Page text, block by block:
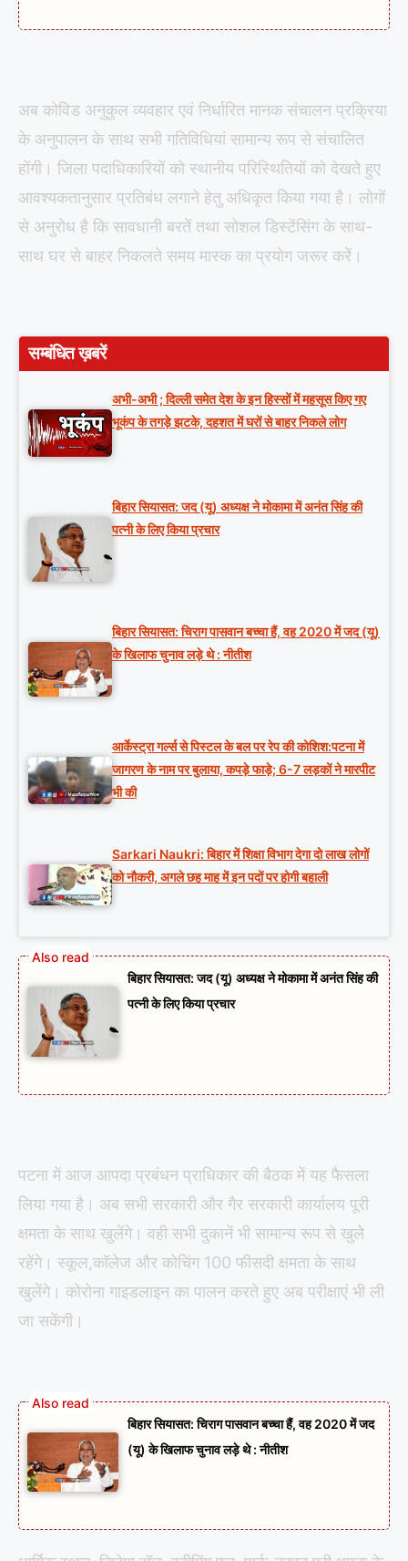
अब कोविड अनुकुल व्यवहार एवं निर्धारित मानक संचालन प्रक्रिया
के अनुपालन के साथ सभी गतिविधियां सामान्य रूप से संचालित
होंगी। जिला पदाधिकारियों को स्थानीय परिस्थितियों को देखते हुए
आवश्यकतानुसार प्रतिबंध लगाने हेतु अधिकृत किया गया है। लोगों
से अनुरोध है कि सावधानी बरतें तथा सोशल डिस्टेंसिंग के साथ-
साथ घर से बाहर निकलते समय मास्क का प्रयोग जरूर करें।
सम्बंधित ख़बरें
अभी-अभी ; दिल्ली समेत देश के इन हिस्सों में महसूस किए गए
भूकंप के तगड़े झटके, दहशत में घरों से बाहर निकले लोग
बिहार सियासत: जद (यू) अध्यक्ष ने मोकामा में अनंत सिंह की
पत्नी के लिए किया प्रचार
बिहार सियासत: चिराग पासवान बच्चा हैं, वह 2020 में जद (यू)
के खिलाफ चुनाव लड़े थे : नीतीश
आर्केस्ट्रा गर्ल्स से पिस्टल के बल पर रेप की कोशिश:पटना में
जागरण के नाम पर बुलाया, कपड़े फाड़े; 6-7 लड़कों ने मारपीट
भी की
Sarkari Naukri: बिहार में शिक्षा विभाग देगा दो लाख लोगों
को नौकरी, अगले छह माह में इन पदों पर होगी बहाली
बिहार सियासत: जद (यू) अध्यक्ष ने मोकामा में अनंत सिंह की
पत्नी के लिए किया प्रचार
पटना में आज आपदा प्रबंधन प्राधिकार की बैठक में यह फैसला
लिया गया है। अब सभी सरकारी और गैर सरकारी कार्यालय पूरी
क्षमता के साथ खुलेंगे। वही सभी दुकानें भी सामान्य रूप से खुले
रहेंगे। स्कूल,कॉलेज और कोचिंग 100 फीसदी क्षमता के साथ
खुलेंगे। कोरोना गाइडलाइन का पालन करते हुए अब परीक्षाएं भी ली
जा सकेंगी।
बिहार सियासत: चिराग पासवान बच्चा हैं, वह 2020 में जद
(यू) के खिलाफ चुनाव लड़े थे : नीतीश